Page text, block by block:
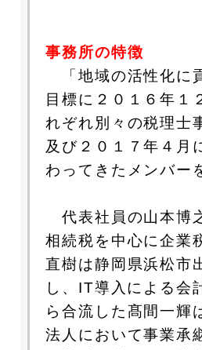
事務所の特徴
「地域の活性化に
目標に２０１６年１
れぞれ別々の税理士
及び２０１７年４月
わってきたメンバー
代表社員の山本博
相続税を中心に企業
直樹は静岡県浜松市
し、IT導入による会
ら合流した髙間一輝
法人において事業承